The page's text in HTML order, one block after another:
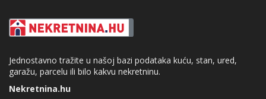
Jednostavno tražite u našoj bazi podataka kuću, stan, ured,
garažu, parcelu ili bilo kakvu nekretninu.
Nekretnina.hu